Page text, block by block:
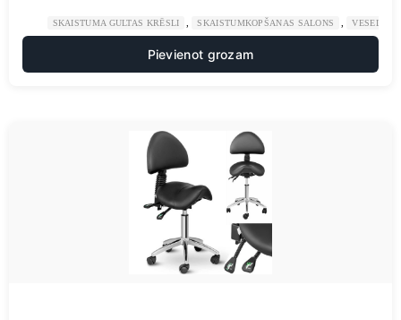
SKAISTUMA GULTAS KRĒSLI SKAISTUMKOPŠANAS SALONS VESELĪBA
Pievienot grozam